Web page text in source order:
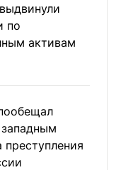
по
активам